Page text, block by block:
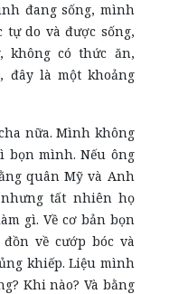
đang sống, mình
tự do và được sống,
không có thức ăn,
đây là một khoảng
nữa. Mình không
bọn mình. Nếu ông
quân Mỹ và Anh
tất nhiên họ
gì. Về cơ bản bọn
về cướp bóc và
khiếp. Liệu mình
Khi nào? Và bằng